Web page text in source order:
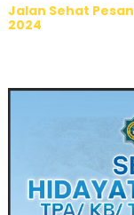
Jalan Sehat
2024